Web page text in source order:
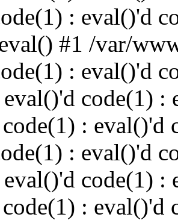
: eval()'d
#1 /var/
: eval()'d
code(1) :
: eval()'d
: eval()'d
code(1) :
: eval()'d